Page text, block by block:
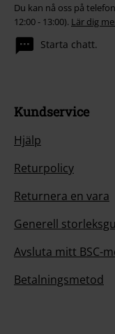
Du kan nå oss på
12:00 - 13:00). Lär dig
Starta chatt.
Kundservice
Hjälp
Returpolicy
Returnera en vara
Generell
Avsluta mitt BSC-
Betalningsmetod